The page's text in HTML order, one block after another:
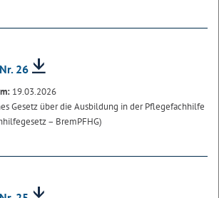
26
19.03.2026
Gesetz über die Ausbildung in der Pflegefachhilfe
– BremPFHG)